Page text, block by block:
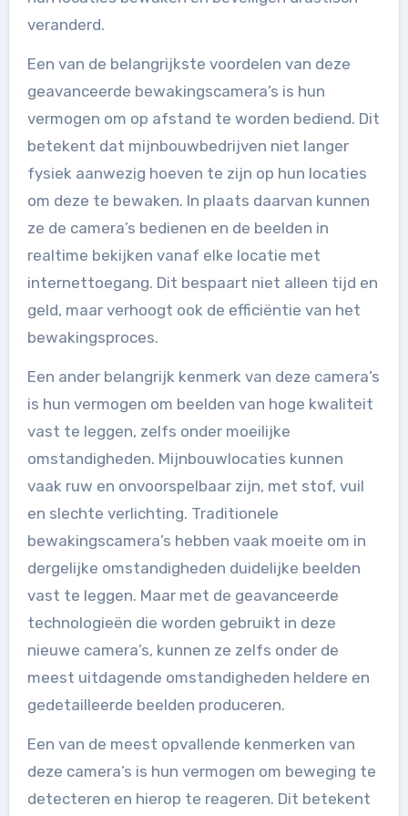
veranderd.
Een van de belangrijkste voordelen van deze
geavanceerde bewakingscamera’s is hun
vermogen om op afstand te worden bediend. Dit
betekent dat mijnbouwbedrijven niet langer
fysiek aanwezig hoeven te zijn op hun locaties
om deze te bewaken. In plaats daarvan kunnen
ze de camera’s bedienen en de beelden in
realtime bekijken vanaf elke locatie met
internettoegang. Dit bespaart niet alleen tijd en
geld, maar verhoogt ook de efficiëntie van het
bewakingsproces.
Een ander belangrijk kenmerk van deze camera’s
is hun vermogen om beelden van hoge kwaliteit
vast te leggen, zelfs onder moeilijke
omstandigheden. Mijnbouwlocaties kunnen
vaak ruw en onvoorspelbaar zijn, met stof, vuil
en slechte verlichting. Traditionele
bewakingscamera’s hebben vaak moeite om in
dergelijke omstandigheden duidelijke beelden
vast te leggen. Maar met de geavanceerde
technologieën die worden gebruikt in deze
nieuwe camera’s, kunnen ze zelfs onder de
meest uitdagende omstandigheden heldere en
gedetailleerde beelden produceren.
Een van de meest opvallende kenmerken van
deze camera’s is hun vermogen om beweging te
detecteren en hierop te reageren. Dit betekent